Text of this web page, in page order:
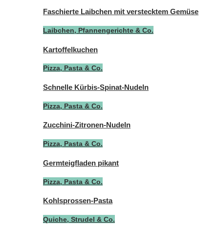
Faschierte Laibchen mit verstecktem Gemüse
Laibchen, Pfannengerichte & Co.
Kartoffelkuchen
Pizza, Pasta & Co.
Schnelle Kürbis-Spinat-Nudeln
Pizza, Pasta & Co.
Zucchini-Zitronen-Nudeln
Pizza, Pasta & Co.
Germteigfladen pikant
Pizza, Pasta & Co.
Kohlsprossen-Pasta
Quiche, Strudel & Co.